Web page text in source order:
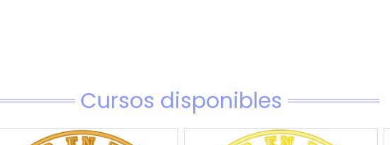
Cursos disponibles